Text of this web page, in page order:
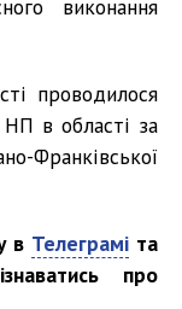
виконання
проводилося
НП в області за
Франківської
в Телеграміта
про